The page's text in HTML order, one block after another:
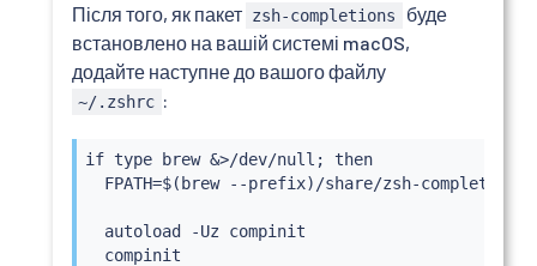
Після того, як пакет zsh-completions
буде
встановлено на вашій системі macOS,
додайте наступне до вашого файлу
~/.zshrc :
if type brew &>/dev/null; then
FPATH=$(brew --prefix)/share/zsh-
  autoload -Uz compinit
  compinit